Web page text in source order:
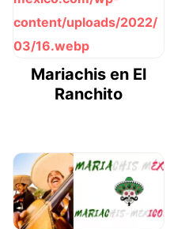
Mariachis en El
Ranchito